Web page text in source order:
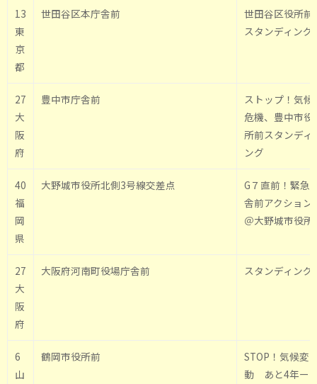
13
東
京
都
世田谷区本庁舎前
世田谷区役所前
スタンディング
27
大
阪
府
豊中市庁舎前
ストップ！気候
危機、豊中市役
所前スタンディ
ング
40
福
岡
県
大野城市役所北側3号線交差点
G７直前！緊急
舎前アクション
＠大野城市役所
27
大
阪
府
大阪府河南町役場庁舎前 スタンディング
6
山
鶴岡市役所前
STOP！気候変
動 あと4年ー